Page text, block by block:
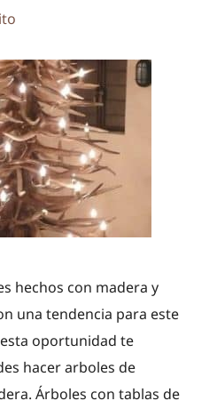
hechos con madera y
una tendencia para este
oportunidad te
hacer arboles de
Árboles con tablas de